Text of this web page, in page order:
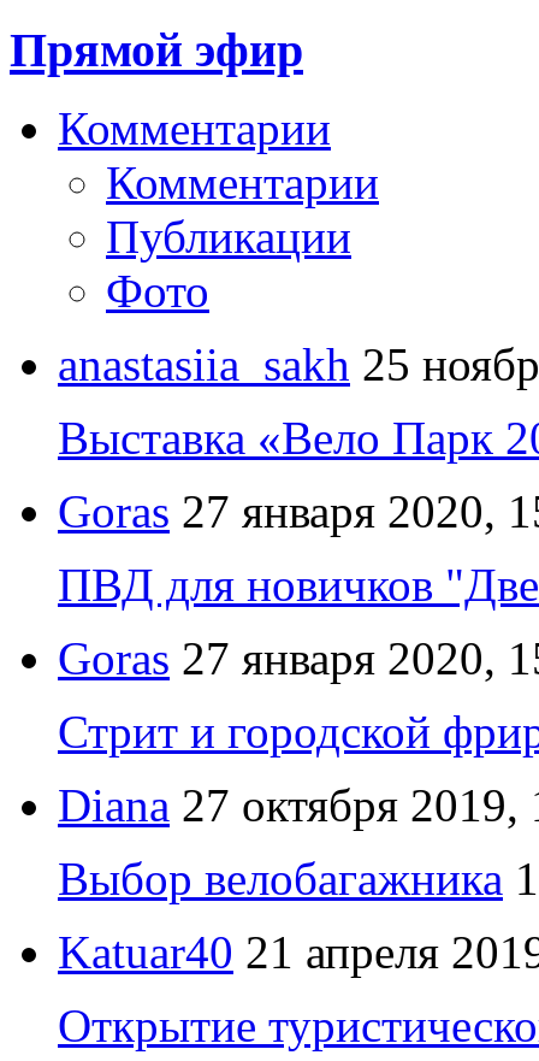
Прямой эфир
Комментарии
Комментарии
Публикации
Фото
anastasiia_sakh 25
Выставка «Вело Парк
Goras 27 января 2020,
ПВД для новичков
Goras 27 января 2020,
Стрит и городской
Diana 27 октября 2019,
Выбор велобагажника
Katuar40 21 апреля
Открытие